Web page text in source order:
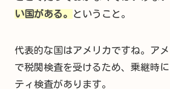
い国がある。
ということ。
代表的な国はアメリカですね。ア
で税関検査を受けるため、乗継時
ティ検査があります。